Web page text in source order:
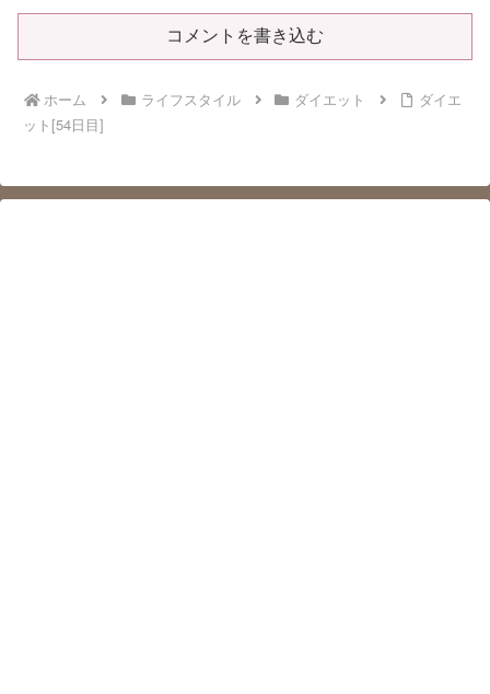
コメントを書き込む
ホーム ライフスタイル ダイエット
ダイエ
ット[54日目]